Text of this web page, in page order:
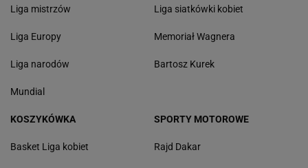
Liga mistrzów
Liga Europy
Liga narodów
Mundial
Liga siatkówki kobiet
Memoriał Wagnera
Bartosz Kurek
KOSZYKÓWKA
Basket Liga kobiet
SPORTY MOTOROWE
Rajd Dakar